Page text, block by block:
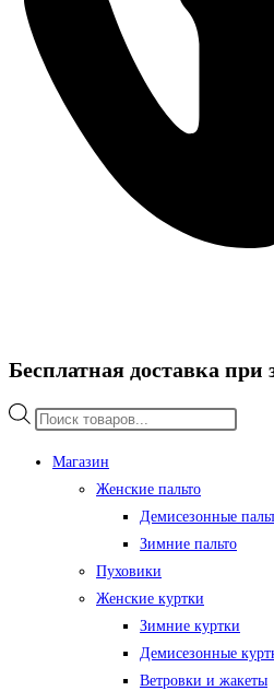
Бесплатная доставка при
Поиск
Магазин
Женские пальто
Демисезонные
Зимние пальто
Пуховики
Женские куртки
Зимние куртки
Демисезонные
Ветровки и жакеты